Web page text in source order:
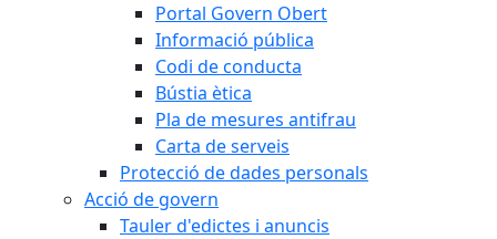
Portal Govern Obert
Informació pública
Codi de conducta
Bústia ètica
Pla de mesures antifrau
Carta de serveis
Protecció de dades personals
Acció de govern
Tauler d'edictes i anuncis